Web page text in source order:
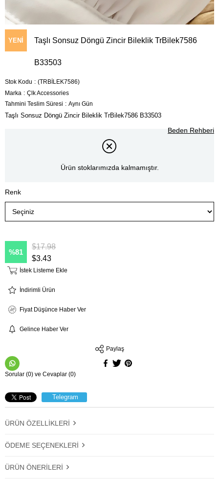
YENI Taşlı Sonsuz Döngü Zincir Bileklik TrBilek7586
B33503
Stok Kodu
(TRBİLEK7586)
Marka : Çlk Accessories
Tahmini Teslim Süresi : Aynı Gün
Taşlı Sonsuz Döngü Zincir Bileklik TrBilek7586 B33503
Beden Rehberi
Ürün stoklarımızda kalmamıştır.
Renk
81
$17.98
$3.43
İstek Listeme Ekle
İndirimli Ürün
Fiyat Düşünce Haber Ver
Gelince Haber Ver
Paylaş
Sorular (0) ve Cevaplar (0)
Telegram
ÜRÜN ÖZELLIKLERI
ÖDEME SEÇENEKLERI
ÜRÜN ÖNERILERI